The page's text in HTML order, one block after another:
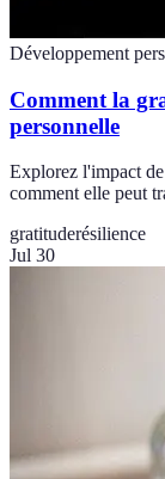
Développement
Comment la
personnelle
Explorez l'impact
comment elle peut
gratituderésilience
Jul 30